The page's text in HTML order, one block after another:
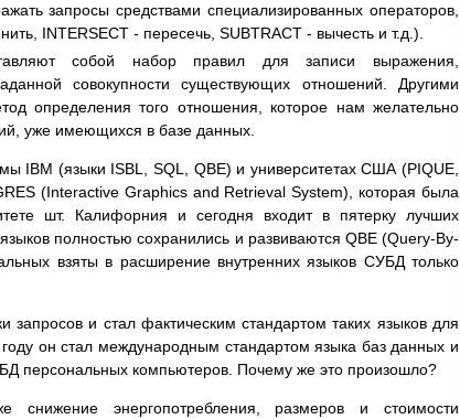
запросы средствами специализированных операторов,
INTERSECT - пересечь, SUBTRACT - вычесть и т.д.).
собой набор правил для записи выражения,
совокупности существующих отношений. Другими
определения того отношения, которое нам желательно
уже имеющихся в базе данных.
IBM (языки ISBL, SQL, QBE) и университетах США (PIQUE,
(Interactive Graphics and Retrieval System), которая была
шт. Калифорния и сегодня входит в пятерку лучших
полностью сохранились и развиваются QBE (Query-By-
взяты в расширение внутренних языков СУБД только
запросов и стал фактическим стандартом таких языков для
он стал международным стандартом языка баз данных и
персональных компьютеров. Почему же это произошло?
снижение энергопотребления, размеров и стоимости